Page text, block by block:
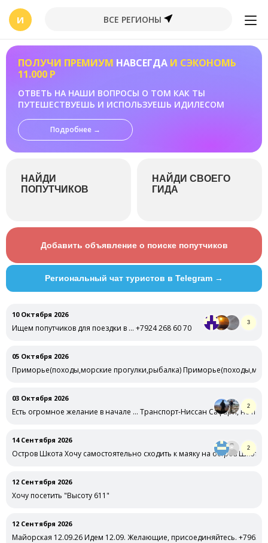
И ВСЕ РЕГИОНЫ
ПОЛУЧИ ПРЕМИУМ НАВСЕГДА И СЭКОНОМЬ
11.000 Р
ОТВЕТЬ НА НАШИ ВОПРОСЫ О ТОМ КАК ТЫ
ПУТЕШЕСТВУЕШЬ И ИСПОЛЬЗУЕШЬ ИДИЛЕСОМ
Подробнее →
НАЙДИ
ПОПУТЧИКОВ
НАЙДИ СВОЕГО
ГИДА
Добавить объявление о поиске попутчиков
Региональный чат туристов в Telegram →
10 Октября 2026
Ищем попутчиков для поездки в … +7924 268 60 70
3
05 Октября 2026
Приморье(походы,морские прогулки,рыбалка)
03 Октября 2026
Есть огромное желание в начале … Транспорт-Ниссан Сафари, не
2
14 Сентября 2026
Остров Шкота Хочу самостоятельно сходить к маяку на остров Шкота
2
12 Сентября 2026
Хочу посетить "Высоту 611"
12 Сентября 2026
Майорская 12.09.26 Идем 12.09. Желающие, присоединяйтесь.